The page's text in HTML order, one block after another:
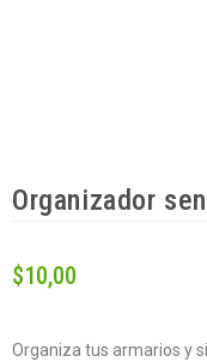
Organizador
$10,00
Organiza tus armarios y